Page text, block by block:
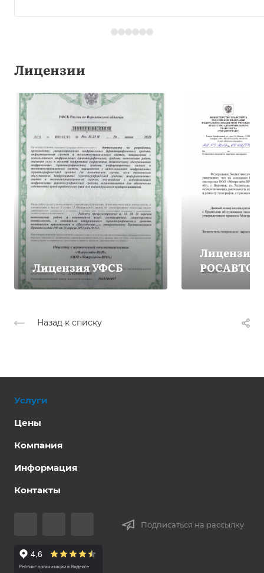
Лицензии
Лицензия УФСБ
Лицензия
Назад к списку
Услуги
Цены
Компания
Информация
Контакты
Подписаться на рассылку